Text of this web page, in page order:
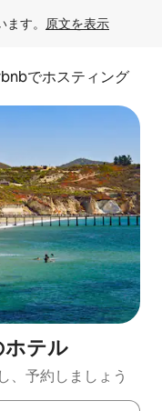
す。 原文を表示
でホスティング
テ⁠ル
、予⁠約し⁠ま⁠し⁠ょ⁠う